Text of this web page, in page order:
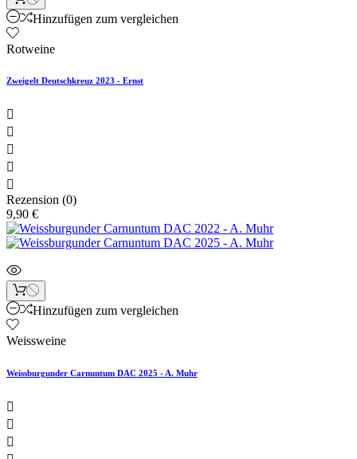
Hinzufügen zum vergleichen
Rotweine
Zweigelt Deutschkreuz 2023 - Ernst





Rezension (0)
9,90 €
Hinzufügen zum vergleichen
Weissweine
Weissburgunder Carnuntum DAC 2025 - A. Muhr


